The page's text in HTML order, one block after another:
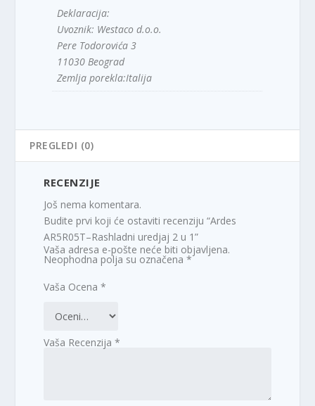
Deklaracija:
Uvoznik: Westaco d.o.o.
Pere Todorovića 3
11030 Beograd
Zemlja porekla:Italija
PREGLEDI (0)
RECENZIJE
Još nema komentara.
Budite prvi koji će ostaviti recenziju “Ardes
AR5R05T–Rashladni uredjaj 2 u 1”
Vaša adresa e-pošte neće biti objavljena.
Neophodna polja su označena*
Vaša Ocena*
Vaša Recenzija*